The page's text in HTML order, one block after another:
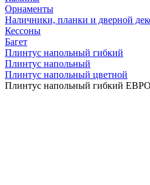
Орнаменты
Наличники, планки и дверной
Кессоны
Багет
Плинтус напольный гибкий
Плинтус напольный
Плинтус напольный цветной
Плинтус напольный гибкий